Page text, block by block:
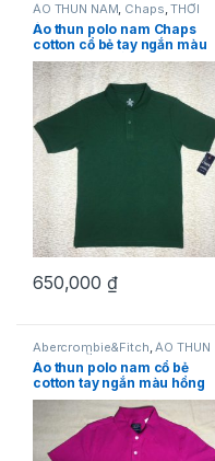
ÁO THUN NAM, Chaps,THỜI
TRANG NAM
Áo thun polo nam Chaps
cotton cổ bẻ tay ngắn màu
xanh nước biển size L
650,000 ₫
Abercrombie&Fitch ÁO THUN
NAM THỜI TRANG NAM
Áo thun polo nam cổ bẻ
cotton tay ngắn màu hồng
Abercrombie&Fitch size M
hàng mỹ chính hãng